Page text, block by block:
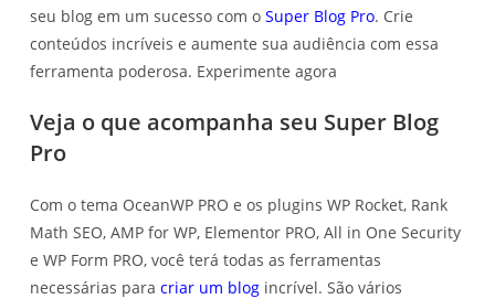
seu blog em um sucesso com oSuper Blog Pro. Crie
conteúdos incríveis e aumente sua audiência com essa
ferramenta poderosa. Experimente agora
Veja o que acompanha seu Super Blog
Pro
Com o tema OceanWP PRO e os plugins WP Rocket, Rank
Math SEO, AMP for WP, Elementor PRO, All in One Security
e WP Form PRO, você terá todas as ferramentas
necessárias paracriar um blog incrível. São vários